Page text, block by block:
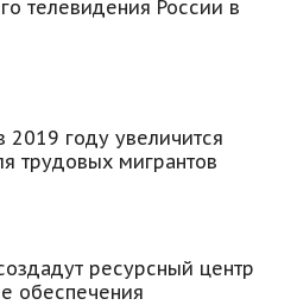
телевидения России в
2019 году увеличится
трудовых мигрантов
ресурсный центр
обеспечения